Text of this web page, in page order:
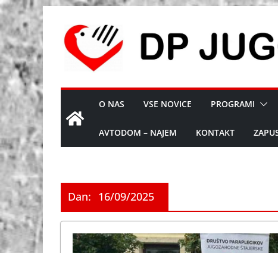
Skip
content
O NAS VSE NOVICE PROGRAMI
AVTODOM – NAJEM KONTAKT
Dan: 16/09/2025